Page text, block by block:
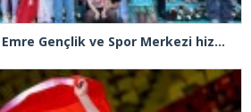
Sultangazi’de Yunus Emre Gençlik ve Spor Merkezi hizmete açıldı